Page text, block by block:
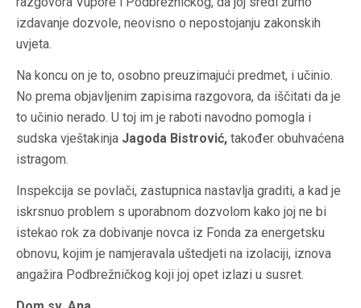
izdavanje dozvole, neovisno o nepostojanju zakonskih
uvjeta.
Na koncu on je to, osobno preuzimajući predmet, i učinio.
No prema objavljenim zapisima razgovora, da iščitati da je
to učinio nerado. U toj im je raboti navodno pomogla i
sudska vještakinja Jagoda Bistrović, također obuhvaćena
istragom.
Inspekcija se povlači, zastupnica nastavlja graditi, a kad je
iskrsnuo problem s uporabnom dozvolom kako joj ne bi
istekao rok za dobivanje novca iz Fonda za energetsku
obnovu, kojim je namjeravala uštedjeti na izolaciji, iznova
angažira Podbrežničkog koji joj opet izlazi u susret.